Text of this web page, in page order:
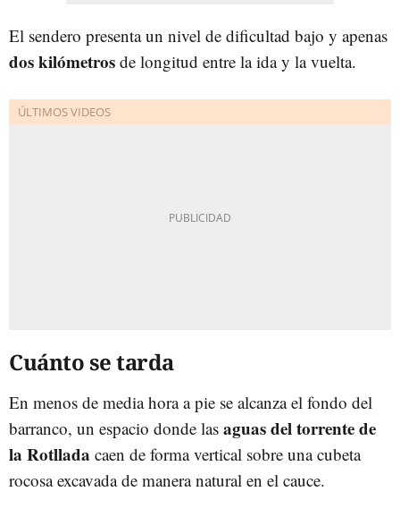
El sendero presenta un nivel de dificultad bajo y apenas
dos kilómetros de longitud entre la ida y la vuelta.
Cuánto se tarda
En menos de media hora a pie se alcanza el fondo del
barranco, un espacio donde las aguas del torrente de
la Rotllada caen de forma vertical sobre una cubeta
rocosa excavada de manera natural en el cauce.